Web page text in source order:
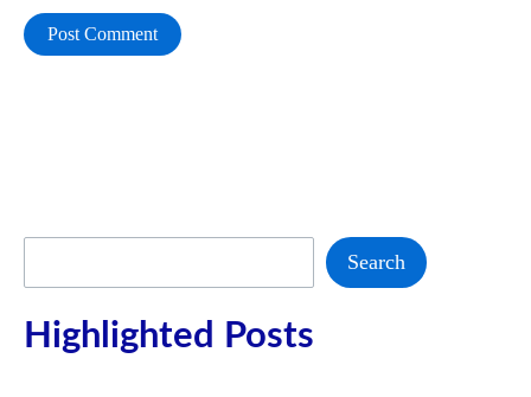
Search
Highlighted Posts